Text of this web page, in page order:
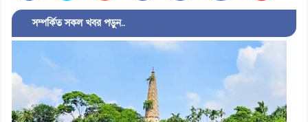
সম্পর্কিত সকল খবর পড়ুন..